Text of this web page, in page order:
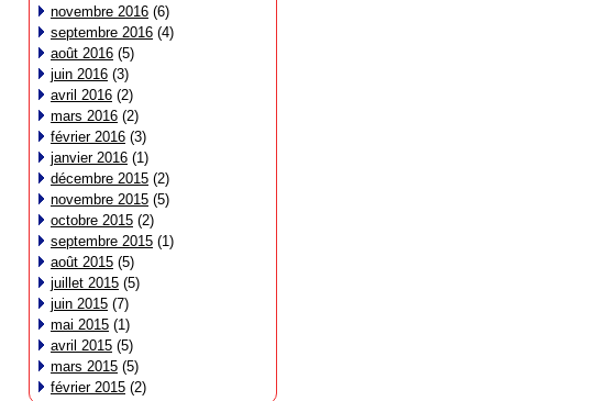
novembre 2016 (6)
septembre 2016 (4)
août 2016 (5)
juin 2016 (3)
avril 2016 (2)
mars 2016 (2)
février 2016 (3)
janvier 2016 (1)
décembre 2015 (2)
novembre 2015 (5)
octobre 2015 (2)
septembre 2015 (1)
août 2015 (5)
juillet 2015 (5)
juin 2015 (7)
mai 2015 (1)
avril 2015 (5)
mars 2015 (5)
février 2015 (2)